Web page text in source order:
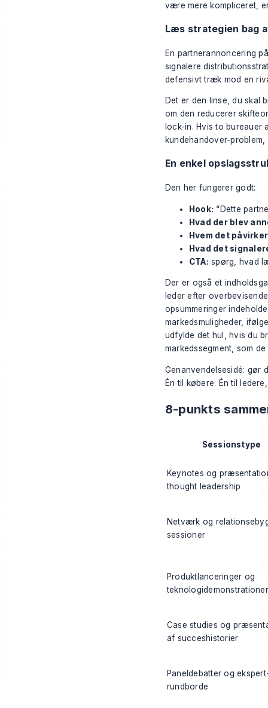
være mere kompliceret,
Læs strategien bag
En partnerannoncering
signalere
defensivt træk mod en
Det er den linse, du skal
om den reducerer
lock-in. Hvis to bureauer
kundehandover-
En enkel
Den her fungerer godt:
Hook: “Dette
Hvad der blev
Hvem det
Hvad det
CTA: spørg, hvad
Der er også et
leder efter
opsummeringer
markedsmuligheder,
udfylde det hul, hvis du
markedssegment, som
Genanvendelsesidé: gør
Én til købere. Én til
8-punkts
Sessionstype
Keynotes og
thought leadership
Netværk og
sessioner
Produktlanceringer og
teknologidemonstrationer
Case studies og
af succeshistorier
Paneldebatter og
rundborde